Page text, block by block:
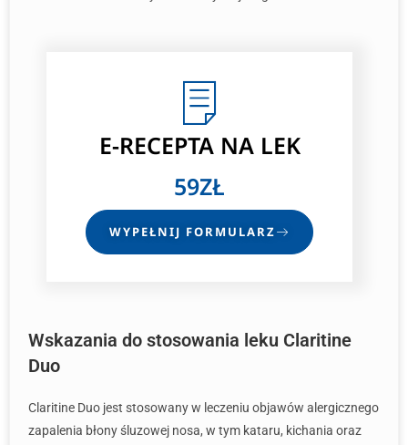
E-RECEPTANA LEK
59ZŁ
WYPEŁNIJ FORMULARZ
Wskazania do stosowania leku Claritine
Duo
Claritine Duo jest stosowany w leczeniu objawów alergicznego
zapalenia błony śluzowej nosa, w tym kataru, kichania oraz